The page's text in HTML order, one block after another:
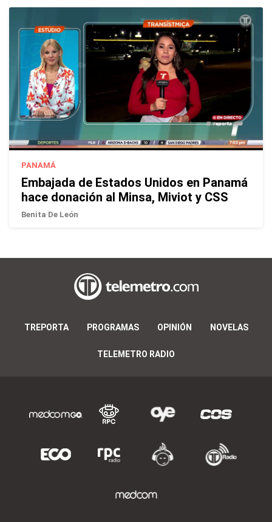
PANAMÁ
Embajada de Estados Unidos en Panamá
hace donación al Minsa, Miviot y CSS
Benita De León
TREPORTA PROGRAMAS OPINIÓN NOVELAS
TELEMETRO RADIO